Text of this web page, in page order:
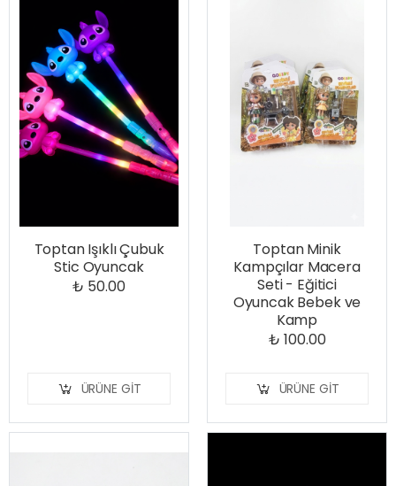
Toptan Işıklı Çubuk
Stic Oyuncak
₺ 50.00
ÜRÜNE GIT
Toptan Minik
Kampçılar Macera
Seti - Eğitici
Oyuncak Bebek ve
Kamp
₺ 100.00
ÜRÜNE GIT